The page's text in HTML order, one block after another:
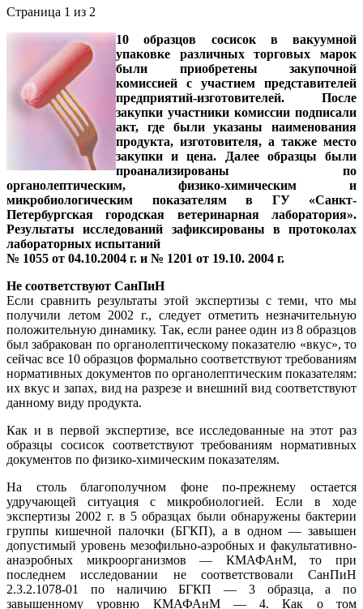
Страница 1 из 2
10 образцов сосисок в вакуумной
упаковке различных торговых марок
были приобретены закупочной
комиссией с участием представителей
предприятий-изготовителей. После
закупки участники комиссии подписали
акт, где были указаны наименования
продукта, изготовителя, а также место
закупки и цена. Далее образцы были
проанализированы по
органолептическим, физико-химическим и
микробиологическим показателям в ГУ «Санкт-
Петербургская городская ветеринарная лаборатория».
Результаты исследований зафиксированы в протоколах
лабораторных испытаний
№ 1055 от 04.10.2004 г. и № 1201 от 19.10. 2004 г.
Не соответствуют СанПиН
Если сравнить результаты этой экспертизы с теми, что мы
получили летом 2002 г., следует отметить незначительную
положительную динамику. Так, если ранее один из 8 образцов
был забракован по органолептическому показателю «вкус», то
сейчас все 10 образцов формально соответствуют требованиям
нормативных документов по органолептическим показателям:
их вкус и запах, вид на разрезе и внешний вид соответствуют
данному виду продукта.
Как и в первой экспертизе, все исследованные на этот раз
образцы сосисок соответствуют требованиям нормативных
документов по физико-химическим показателям.
На столь благополучном фоне по-прежнему остается
удручающей ситуация с микробиологией. Если в ходе
экспертизы 2002 г. в 5 образцах были обнаружены бактерии
группы кишечной палочки (БГКП), а в одном — завышен
допустимый уровень мезофильно-аэробных и факультативно-
анаэробных микроорганизмов — КМАФАнМ, то при
последнем исследовании не соответствовали СанПиН
2.3.2.1078-01 по наличию БГКП — 3 образца, а по
завышенному уровню КМАФАнМ — 4. Как о том